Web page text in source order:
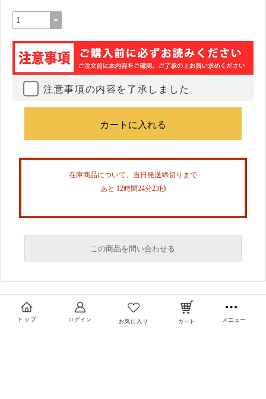
注意事項の内容を了承しました
在庫商品について、当日発送締切りまで
あと 12時間24分23秒
この商品を問い合わせる
トップ ログイン お気に入り カート メニュー